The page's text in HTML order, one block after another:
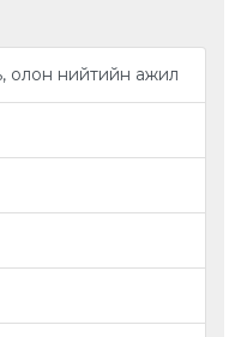
олон нийтийн ажил